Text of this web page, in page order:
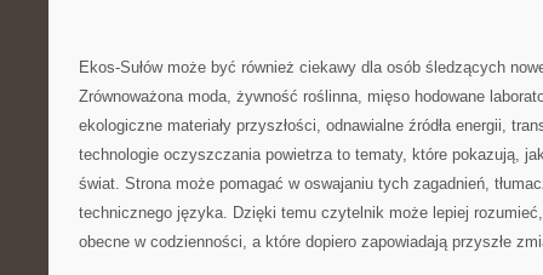
Ekos-Sułów może być również ciekawy dla osób śledzących
Zrównoważona moda, żywność roślinna, mięso hodowane
ekologiczne materiały przyszłości, odnawialne źródła energii,
technologie oczyszczania powietrza to tematy, które pokazują,
świat. Strona może pomagać w oswajaniu tych zagadnień,
technicznego języka. Dzięki temu czytelnik może lepiej
obecne w codzienności, a które dopiero zapowiadają przyszłe